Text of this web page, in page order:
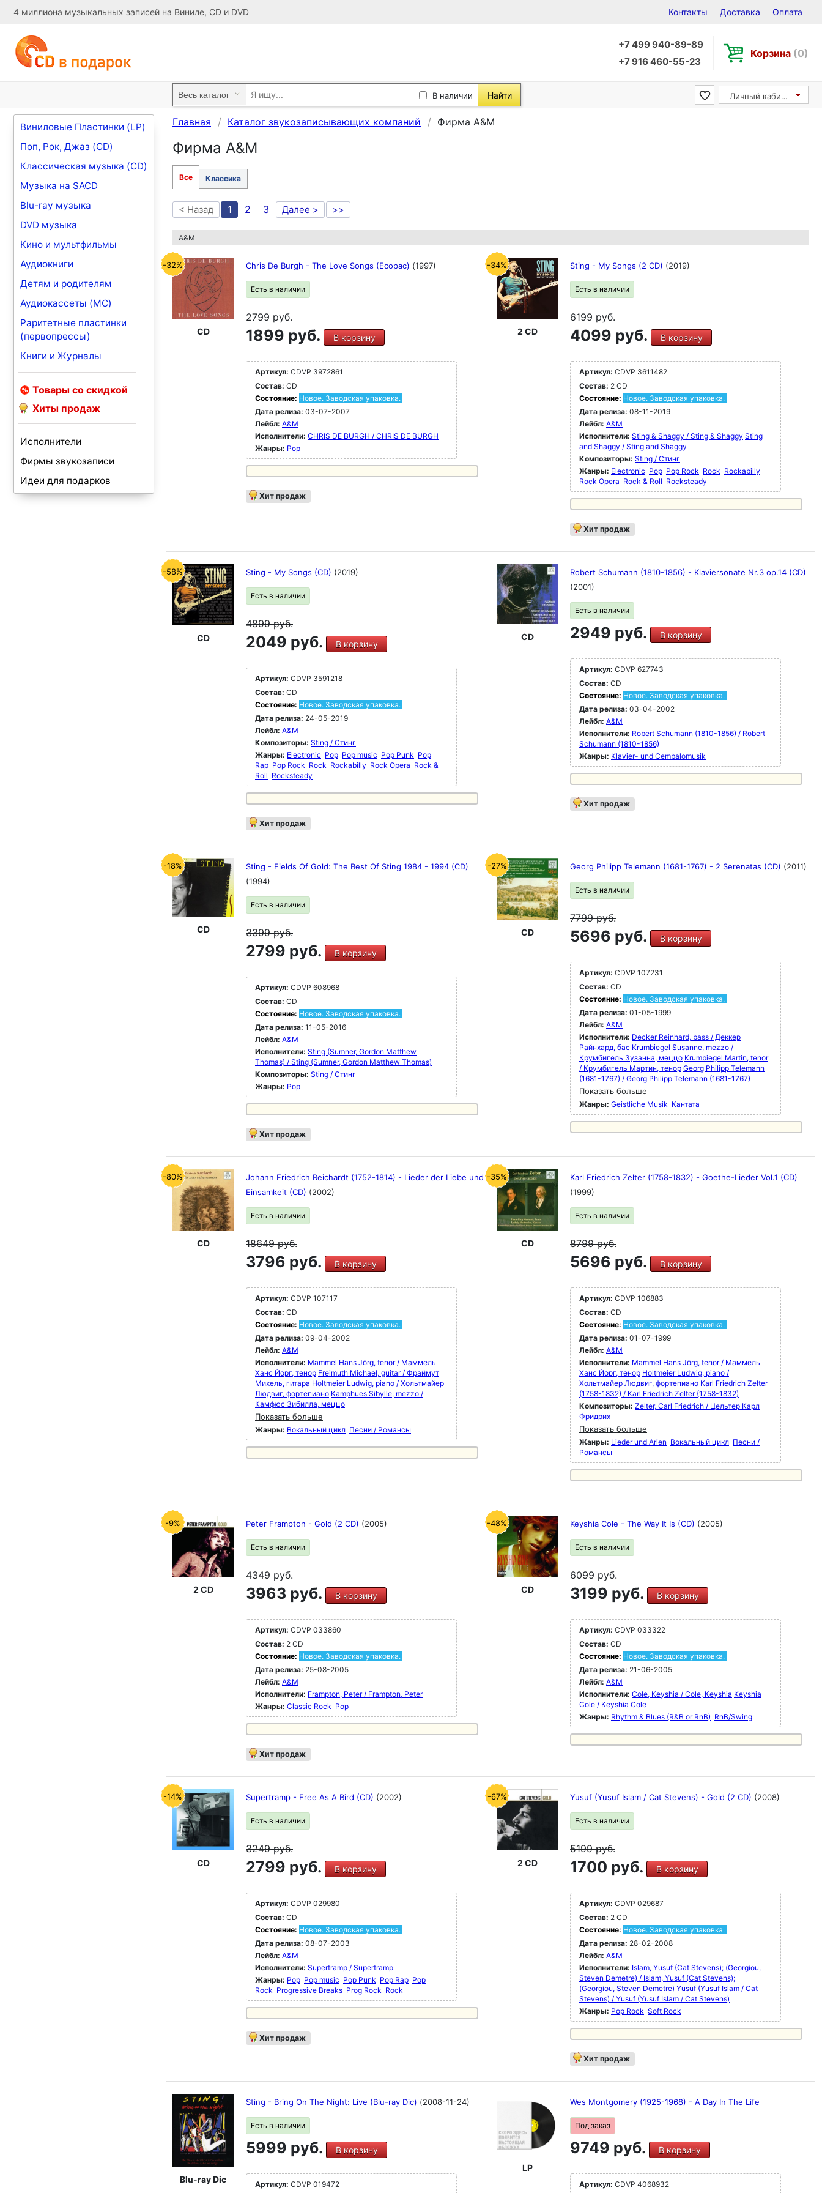
4 миллиона музыкальных записей на Виниле, CD и DVD Контакты Доставка Оплата
+7 499 940-89-89
+7 916 460-55-23
Корзина (0)
В наличии Найти Личный кабинет
Виниловые Пластинки (LP)
Поп, Рок, Джаз (CD)
Классическая музыка (CD)
Музыка на SACD
Blu-ray музыка
DVD музыка
Кино и мультфильмы
Аудиокниги
Детям и родителям
Аудиокассеты (MC)
Раритетные пластинки
(первопрессы)
Книги и Журналы
Товары со скидкой
Хиты продаж
Исполнители
Фирмы звукозаписи
Идеи для подарков
Главная Каталог звукозаписывающих компаний Фирма A&M
Фирма A&M
Все Классика
< Назад 1 2 3 Далее > >>
A&M
-32%
CD
Chris De Burgh - The Love Songs (Ecopac) (1997)
Есть в наличии
2799руб.
1899 руб. В корзину
Артикул: CDVP 3972861
Состав: CD
Состояние: Новое. Заводская упаковка.
Дата релиза: 03-07-2007
Лейбл: A&M
Исполнители: CHRIS DE BURGH / CHRIS DE BURGH
Жанры: Pop
Хит продаж
-34%
2 CD
Sting - My Songs (2 CD) (2019)
Есть в наличии
6199руб.
4099 руб. В корзину
Артикул: CDVP 3611482
Состав: 2 CD
Состояние: Новое. Заводская упаковка.
Дата релиза: 08-11-2019
Лейбл: A&M
Исполнители: Sting & Shaggy / Sting & Shaggy Sting
and Shaggy / Sting and Shaggy
Композиторы: Sting / Стинг
Жанры: Electronic Pop Pop Rock Rock Rockabilly
Rock Opera Rock & Roll Rocksteady
Хит продаж
-58%
CD
Sting - My Songs (CD) (2019)
Есть в наличии
4899руб.
2049 руб. В корзину
Артикул: CDVP 3591218
Состав: CD
Состояние: Новое. Заводская упаковка.
Дата релиза: 24-05-2019
Лейбл: A&M
Композиторы: Sting / Стинг
Жанры: Electronic Pop Pop music Pop Punk Pop
Rap Pop Rock Rock Rockabilly Rock Opera Rock &
Roll Rocksteady
Хит продаж
CD
Robert Schumann (1810-1856) - Klaviersonate Nr.3 op.14 (CD)
(2001)
Есть в наличии
2949 руб. В корзину
Артикул: CDVP 627743
Состав: CD
Состояние: Новое. Заводская упаковка.
Дата релиза: 03-04-2002
Лейбл: A&M
Исполнители: Robert Schumann (1810-1856) / Robert
Schumann (1810-1856)
Жанры: Klavier- und Cembalomusik
Хит продаж
-18%
CD
Sting - Fields Of Gold: The Best Of Sting 1984 - 1994 (CD)
(1994)
Есть в наличии
3399руб.
2799 руб. В корзину
Артикул: CDVP 608968
Состав: CD
Состояние: Новое. Заводская упаковка.
Дата релиза: 11-05-2016
Лейбл: A&M
Исполнители: Sting (Sumner, Gordon Matthew
Thomas) / Sting (Sumner, Gordon Matthew Thomas)
Композиторы: Sting / Стинг
Жанры: Pop
Хит продаж
-27%
CD
Georg Philipp Telemann (1681-1767) - 2 Serenatas (CD) (2011)
Есть в наличии
7799руб.
5696 руб. В корзину
Артикул: CDVP 107231
Состав: CD
Состояние: Новое. Заводская упаковка.
Дата релиза: 01-05-1999
Лейбл: A&M
Исполнители: Decker Reinhard, bass / Деккер
Райнхард, бас Krumbiegel Susanne, mezzo /
Крумбигель Зузанна, меццо Krumbiegel Martin, tenor
/ Крумбигель Мартин, тенор Georg Philipp Telemann
(1681-1767) / Georg Philipp Telemann (1681-1767)
Показать больше
Жанры: Geistliche Musik Кантата
-80%
CD
Johann Friedrich Reichardt (1752-1814) - Lieder der Liebe und
Einsamkeit (CD) (2002)
Есть в наличии
18649руб.
3796 руб. В корзину
Артикул: CDVP 107117
Состав: CD
Состояние: Новое. Заводская упаковка.
Дата релиза: 09-04-2002
Лейбл: A&M
Исполнители: Mammel Hans Jörg, tenor / Маммель
Ханс Йорг, тенор Freimuth Michael, guitar / Фраймут
Михель, гитара Holtmeier Ludwig, piano / Хольтмайер
Людвиг, фортепиано Kamphues Sibylle, mezzo /
Камфюс Зибилла, меццо
Показать больше
Жанры: Вокальный цикл Песни / Романсы
-35%
CD
Karl Friedrich Zelter (1758-1832) - Goethe-Lieder Vol.1 (CD)
(1999)
Есть в наличии
8799руб.
5696 руб. В корзину
Артикул: CDVP 106883
Состав: CD
Состояние: Новое. Заводская упаковка.
Дата релиза: 01-07-1999
Лейбл: A&M
Исполнители: Mammel Hans Jörg, tenor / Маммель
Ханс Йорг, тенор Holtmeier Ludwig, piano /
Хольтмайер Людвиг, фортепиано Karl Friedrich Zelter
(1758-1832) / Karl Friedrich Zelter (1758-1832)
Композиторы: Zelter, Carl Friedrich / Цельтер Карл
Фридрих
Показать больше
Жанры: Lieder und Arien Вокальный цикл Песни /
Романсы
-9%
2 CD
Peter Frampton - Gold (2 CD) (2005)
Есть в наличии
4349руб.
3963 руб. В корзину
Артикул: CDVP 033860
Состав: 2 CD
Состояние: Новое. Заводская упаковка.
Дата релиза: 25-08-2005
Лейбл: A&M
Исполнители: Frampton, Peter / Frampton, Peter
Жанры: Classic Rock Pop
Хит продаж
-48%
CD
Keyshia Cole - The Way It Is (CD) (2005)
Есть в наличии
6099руб.
3199 руб. В корзину
Артикул: CDVP 033322
Состав: CD
Состояние: Новое. Заводская упаковка.
Дата релиза: 21-06-2005
Лейбл: A&M
Исполнители: Cole, Keyshia / Cole, Keyshia Keyshia
Cole / Keyshia Cole
Жанры: Rhythm & Blues (R&B or RnB) RnB/Swing
-14%
CD
Supertramp - Free As A Bird (CD) (2002)
Есть в наличии
3249руб.
2799 руб. В корзину
Артикул: CDVP 029980
Состав: CD
Состояние: Новое. Заводская упаковка.
Дата релиза: 08-07-2003
Лейбл: A&M
Исполнители: Supertramp / Supertramp
Жанры: Pop Pop music Pop Punk Pop Rap Pop
Rock Progressive Breaks Prog Rock Rock
Хит продаж
-67%
2 CD
Yusuf (Yusuf Islam / Cat Stevens) - Gold (2 CD) (2008)
Есть в наличии
5199руб.
1700 руб. В корзину
Артикул: CDVP 029687
Состав: 2 CD
Состояние: Новое. Заводская упаковка.
Дата релиза: 28-02-2008
Лейбл: A&M
Исполнители: Islam, Yusuf (Cat Stevens); (Georgiou,
Steven Demetre) / Islam, Yusuf (Cat Stevens);
(Georgiou, Steven Demetre) Yusuf (Yusuf Islam / Cat
Stevens) / Yusuf (Yusuf Islam / Cat Stevens)
Жанры: Pop Rock Soft Rock
Хит продаж
Blu-ray Dic
Sting - Bring On The Night: Live (Blu-ray Dic) (2008-11-24)
Есть в наличии
5999 руб. В корзину
Артикул: CDVP 019472
LP
Wes Montgomery (1925-1968) - A Day In The Life
Под заказ
9749 руб. В корзину
Артикул: CDVP 4068932